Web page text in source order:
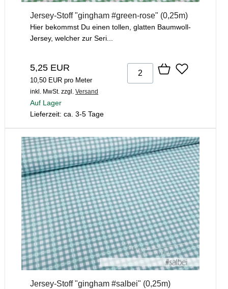
Jersey-Stoff "gingham #green-rose" (0,25m)
Hier bekommst Du einen tollen, glatten Baumwoll-
Jersey, welcher zur Seri...
5,25 EUR
10,50 EUR pro Meter
inkl. MwSt. zzgl. Versand
Auf Lager
Lieferzeit: ca. 3-5 Tage
Jersey-Stoff "gingham #salbei" (0,25m)